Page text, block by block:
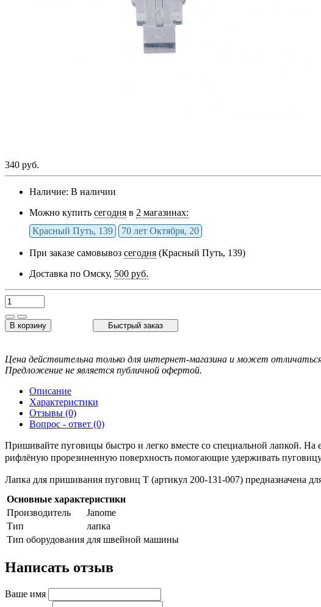
340 руб.
Наличие: В наличии
Можно купить сегодня в 2 магазинах:
Красный Путь, 139
70 лет Октября, 20
При заказе самовывоз сегодня (Красный Путь, 139)
Доставка по Омску, 500 руб.
В корзину Быстрый заказ
Цена действительна только для интернет-магазина и может отличаться
Предложение не является публичной офертой.
Описание
Характеристики
Отзывы (0)
Вопрос - ответ (0)
Пришивайте пуговицы быстро и легко вместе со специальной лапкой.
рифлёную прорезиненную поверхность помогающие удерживать
Лапка для пришивания пуговиц T (артикул 200-131-007) предназначена
Основные характеристики
Производитель
Janome
Тип
лапка
Тип оборудования для швейной машины
Написать отзыв
Ваше имя